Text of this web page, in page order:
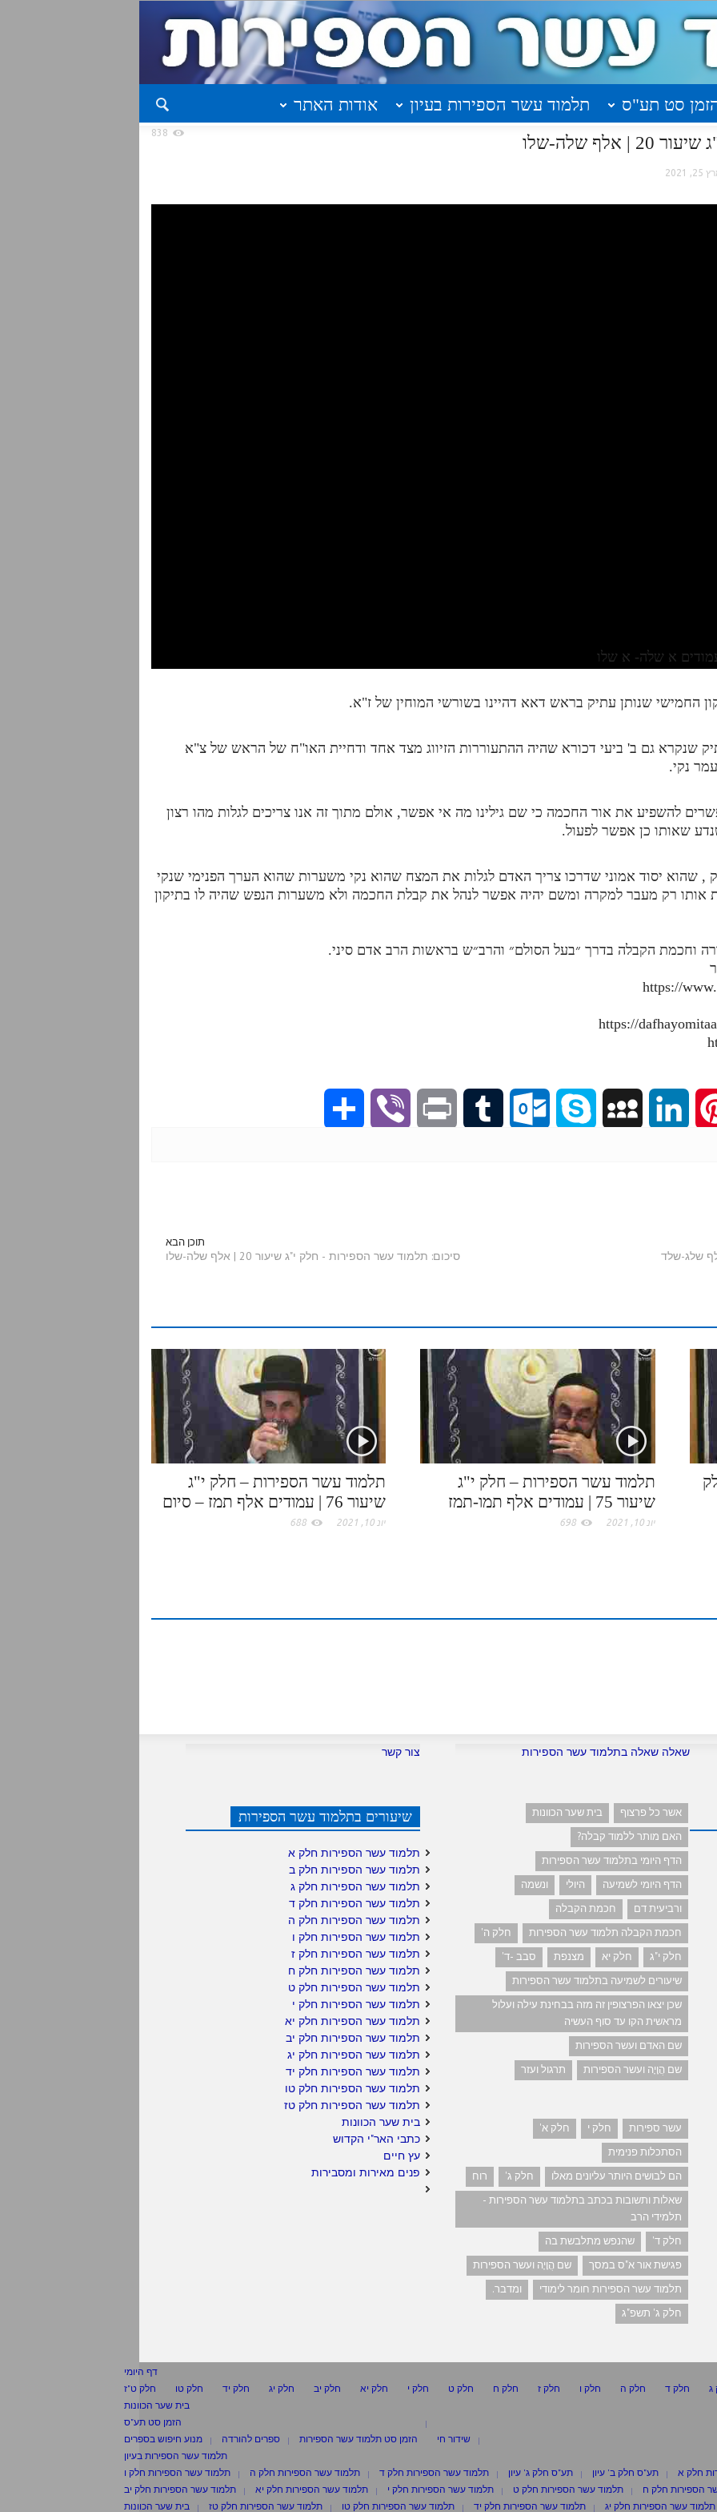
סט תע"ס תלמוד עשר הספירות בעיון
אודות האתר
שלה-שלו
2021
838
שנקרא גם ב' ביעי דכורא שהיה ההתעוררות הזיווג מצד אחד ודחיית האו"ח של הראש של צ"א
נקי.
להשפיע את אור החכמה כי שם גילינו מה אי אפשר, אולם מתוך זה אנו צריכים לגלות מהו רצון
שאותו כן אפשר לפעול.
, שהוא יסוד אמוני שדרכו צריך האדם לגלות את המצח שהוא נקי משערות שהוא הערך הפנימי שנקי
אותו רק מעבר למקרה ומשם יהיה אפשר לנהל את קבלת החכמה ולא משערות הנפש שהיה לו בתיקון
וחכמת הקבלה בדרך ״בעל הסולם״ והרב״ש בראשות הרב אדם סיני.
https://
e
t
I
e
k
.
m
תוכן הבא
סיכום: תלמוד עשר הספירות - חלק י"ג שיעור 20 | אלף שלה-שלו
תלמוד עשר הספירות – חלק י"ג
שיעור 76 | עמודים אלף תמז – סיום
יונ 10, 2021 688
תלמוד עשר הספירות – חלק י"ג
שיעור 75 | עמודים אלף תמו-תמז
יונ 10, 2021 698
שאלה שאלה בתלמוד עשר הספירות
אשר כל פרצוף
בית שער הכוונות
האם מותר ללמוד קבלה?
הדף היומי בתלמוד עשר הספירות
הדף היומי לשמיעה
היולי
ונשמה
ורביעית דם
חכמת הקבלה
חכמת הקבלה תלמוד עשר הספירות
חלק ה'
חלק י"ג
חלק יא מצנפת
סבב -ד'
שיעורים לשמיעה בתלמוד עשר הספירות
שכן יצאו הפרצופין זה מזה בבחינת עילה ועלול
מראשית הקו עד סוף העשיה
שם האדם ועשר הספירות
שם הֲוָיָה ועשר הספירות
תרגול ועזר
עשר ספירות חלק י
חלק א'
הסתכלות פנימית
הם לבושים היותר עליונים מאלו
חלק ג'
רוח
שאלות ותשובות בכתב בתלמוד עשר הספירות -
תלמידי הרב
חלק ד'
שהנפש מתלבשת בה
פגישת אור א"ס במסך
שם הֲוָיָה ועשר הספירות
תלמוד עשר הספירות חומר לימודי
ומדבר.
חלק ג' תשפ"ג
צור קשר
שיעורים בתלמוד עשר הספירות
תלמוד עשר הספירות חלק א
תלמוד עשר הספירות חלק ב
תלמוד עשר הספירות חלק ג
תלמוד עשר הספירות חלק ד
תלמוד עשר הספירות חלק ה
תלמוד עשר הספירות חלק ו
תלמוד עשר הספירות חלק ז
תלמוד עשר הספירות חלק ח
תלמוד עשר הספירות חלק ט
תלמוד עשר הספירות חלק י
תלמוד עשר הספירות חלק יא
תלמוד עשר הספירות חלק יב
תלמוד עשר הספירות חלק יג
תלמוד עשר הספירות חלק יד
תלמוד עשר הספירות חלק טו
תלמוד עשר הספירות חלק טז
בית שער הכוונות
כתבי האר"י הקדוש
עץ חיים
פנים מאירות ומסבירות
דף היומי
ג חלק ד חלק ה חלק ו חלק ז חלק ח חלק ט חלק י חלק יא חלק יב חלק יג חלק יד חלק טו
חלק ט"ז
בית שער הכוונות
שידור חי
הזמן סט תע"ס
הזמן סט תלמוד עשר הספירות
ספרים להורדה
מנוע חיפוש בספרים
תלמוד עשר הספירות בעיון
חלק א
תע"ס חלק ב' עיון תע"ס חלק ג' עיון תלמוד עשר הספירות חלק ד תלמוד עשר הספירות חלק ה
תלמוד עשר הספירות חלק ו
הספירות חלק ח תלמוד עשר הספירות חלק ט תלמוד עשר הספירות חלק י תלמוד עשר הספירות חלק יא
תלמוד עשר הספירות חלק יב
תלמוד עשר הספירות חלק יג
תלמוד עשר הספירות חלק יד תלמוד עשר הספירות חלק טו תלמוד עשר הספירות חלק טז בית שער הכוונות